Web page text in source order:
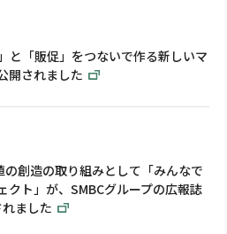
と「販促」をつないで作る新しいマ
開されました
の創造の取り組みとして「みんなで
クト」が、SMBCグループの広報誌
れました